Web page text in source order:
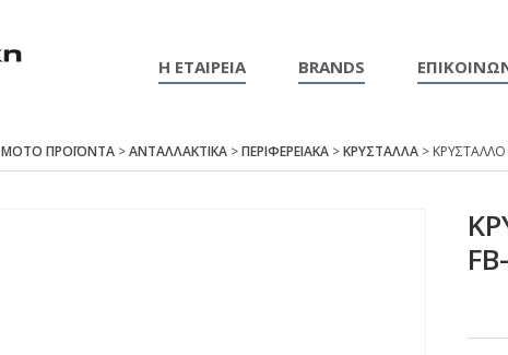
Η ΕΤΑΙΡΕΙΑ BRANDS
ΜΟΤΟ ΠΡΟΪΟΝΤΑ>ΑΝΤΑΛΛΑΚΤΙΚΑ>ΠΕΡΙΦΕΡΕΙΑΚΑ>ΚΡΥΣΤΑΛΛΑ> ΚΡΥΣΤΑΛΛΟ